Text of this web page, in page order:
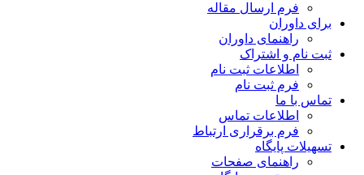
فرم ارسال مقاله
برای داوران
راهنمای داوران
ثبت نام و اشتراک
اطلاعات ثبت نام
فرم ثبت نام
تماس با ما
اطلاعات تماس
فرم برقراری ارتباط
تسهیلات پایگاه
راهنمای صفحات